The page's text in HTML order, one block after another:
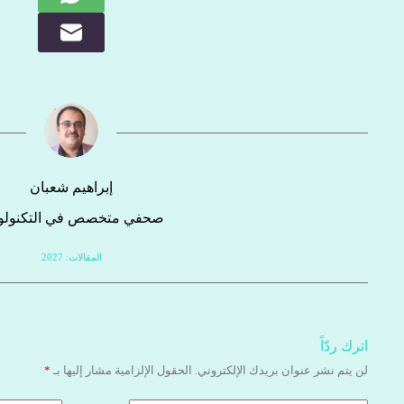
إبراهيم شعبان
صحفي متخصص في
المقالات: 2027
اترك ردّاً
لن يتم نشر عنوان بريدك الإلكتروني. الحقول الإلزامية مشار إليها بـ *